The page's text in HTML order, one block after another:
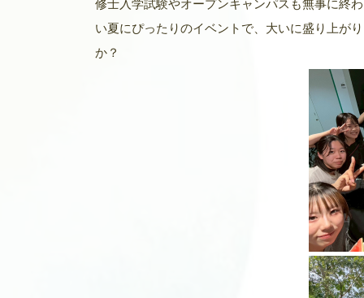
修士入学試験やオープンキャンパスも無事に終
い夏にぴったりのイベントで、大いに盛り上が
か？